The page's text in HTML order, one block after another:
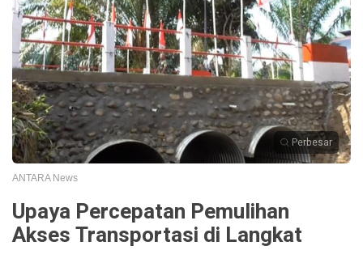
Perbesar
ANTARA News
Upaya Percepatan Pemulihan
Akses Transportasi di Langkat